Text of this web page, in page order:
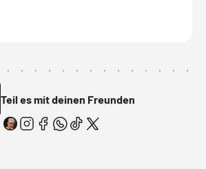
Teil es mit deinen Freunden